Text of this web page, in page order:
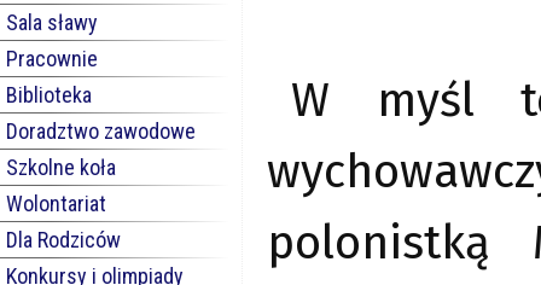
Sala sławy
Pracownie
Biblioteka
Doradztwo zawodowe
Szkolne koła
Wolontariat
Dla Rodziców
Konkursy i olimpiady
W myśl
polonistką